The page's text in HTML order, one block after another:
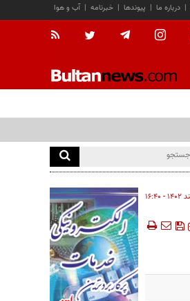
آب و هوا | خبرنامه | پیوندها | درباره ما |